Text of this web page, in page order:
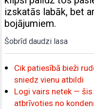
izskatās labāk, bet
bojājumiem.
Šobrīd daudzi lasa
Cik patiesībā bieži
sniedz vienu atbildi
Logi vairs netek —
atbrīvoties no